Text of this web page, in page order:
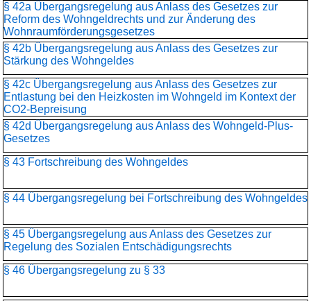
§ 42a Übergangsregelung aus Anlass des Gesetzes zur
Reform des Wohngeldrechts und zur Änderung des
Wohnraumförderungsgesetzes
§ 42b Übergangsregelung aus Anlass des Gesetzes zur
Stärkung des Wohngeldes
§ 42c Übergangsregelung aus Anlass des Gesetzes zur
Entlastung bei den Heizkosten im Wohngeld im Kontext der
CO2-Bepreisung
§ 42d Übergangsregelung aus Anlass des Wohngeld-Plus-
Gesetzes
§ 43 Fortschreibung des Wohngeldes
§ 44 Übergangsregelung bei Fortschreibung des Wohngeldes
§ 45 Übergangsregelung aus Anlass des Gesetzes zur
Regelung des Sozialen Entschädigungsrechts
§ 46 Übergangsregelung zu § 33